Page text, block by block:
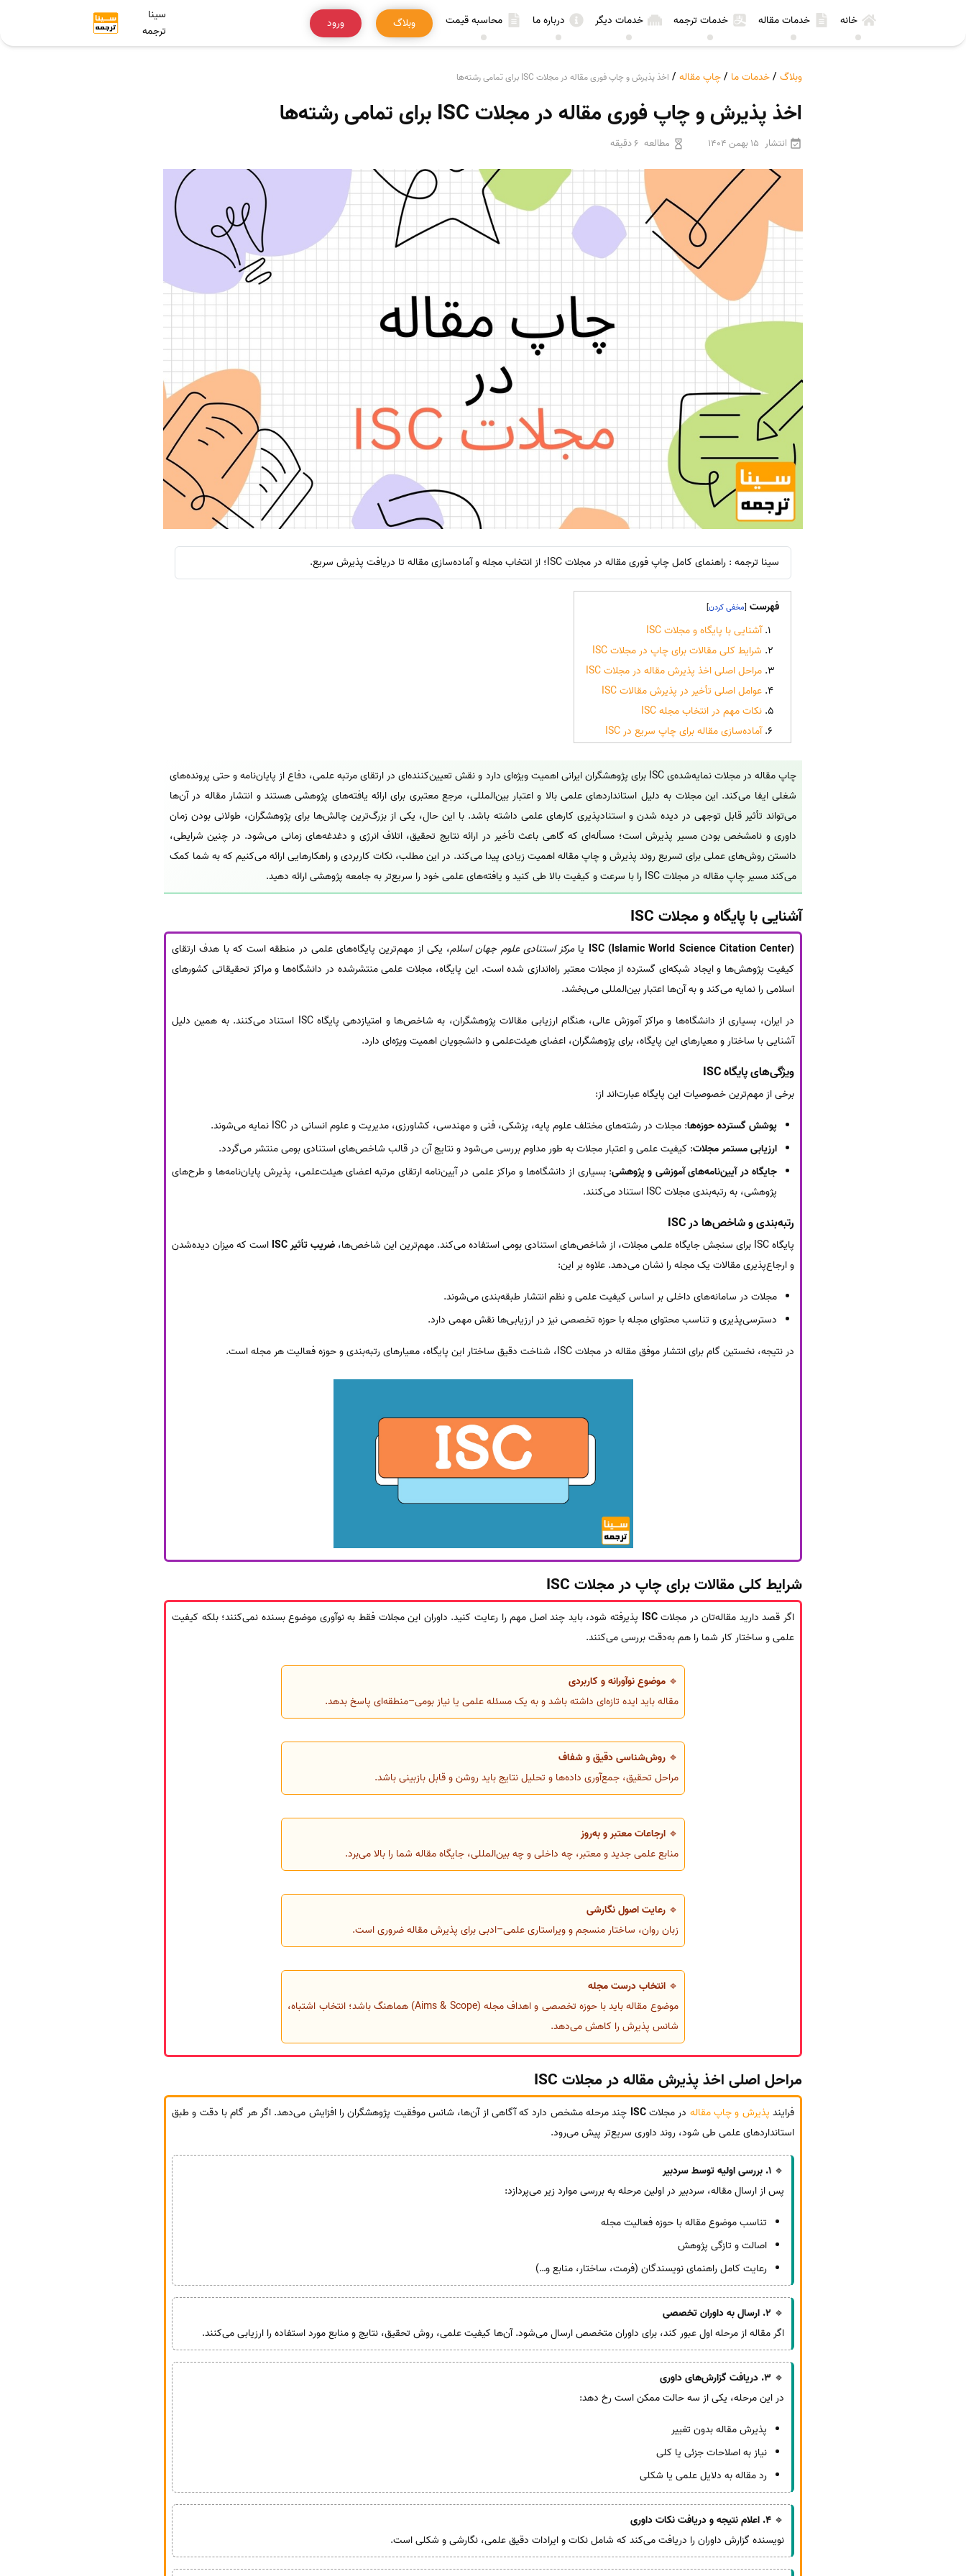
خانه خدمات مقاله خدمات ترجمه خدمات دیگر درباره ما محاسبه قیمت وبلاگ ورود
سینا
ترجمه
وبلاگ /خدمات ما /چاپ مقاله / اخذ پذیرش و چاپ فوری مقاله در مجلات ISC برای تمامی رشته‌ها
اخذ پذیرش و چاپ فوری مقاله در مجلات ISC برای تمامی رشته‌ها
انتشار 15 بهمن 1404 مطالعه 6 دقیقه
سینا ترجمه : راهنمای کامل چاپ فوری مقاله در مجلات ISC؛ از انتخاب مجله و آماده‌سازی مقاله تا دریافت پذیرش سریع.
فهرست [
]
آشنایی با پایگاه و مجلات ISC
شرایط کلی مقالات برای چاپ در مجلات ISC
مراحل اصلی اخذ پذیرش مقاله در مجلات ISC
عوامل اصلی تأخیر در پذیرش مقالات ISC
نکات مهم در انتخاب مجله ISC
آماده‌سازی مقاله برای چاپ سریع در ISC
چاپ مقاله در مجلات نمایه‌شده‌ی ISC برای پژوهشگران ایرانی اهمیت ویژه‌ای دارد و نقش تعیین‌کننده‌ای در ارتقای مرتبه علمی، دفاع از پایان‌نامه و حتی پرونده‌های
شغلی ایفا می‌کند. این مجلات به دلیل استانداردهای علمی بالا و اعتبار بین‌المللی، مرجع معتبری برای ارائه یافته‌های پژوهشی هستند و انتشار مقاله در آن‌ها
می‌تواند تأثیر قابل توجهی در دیده شدن و استنادپذیری کارهای علمی داشته باشد. با این حال، یکی از بزرگ‌ترین چالش‌ها برای پژوهشگران، طولانی بودن زمان
داوری و نامشخص بودن مسیر پذیرش است؛ مسأله‌ای که گاهی باعث تأخیر در ارائه نتایج تحقیق، اتلاف انرژی و دغدغه‌های زمانی می‌شود. در چنین شرایطی،
دانستن روش‌های عملی برای تسریع روند پذیرش و چاپ مقاله اهمیت زیادی پیدا می‌کند. در این مطلب، نکات کاربردی و راهکارهایی ارائه می‌کنیم که به شما کمک
می‌کند مسیر چاپ مقاله در مجلات ISC را با سرعت و کیفیت بالا طی کنید و یافته‌های علمی خود را سریع‌تر به جامعه پژوهشی ارائه دهید.
آشنایی با پایگاه و مجلات ISC
ISC (Islamic World Science Citation Center) یا مرکز استنادی علوم جهان اسلام، یکی از مهم‌ترین پایگاه‌های علمی در منطقه است که با هدف ارتقای
کیفیت پژوهش‌ها و ایجاد شبکه‌ای گسترده از مجلات معتبر راه‌اندازی شده است. این پایگاه، مجلات علمی منتشرشده در دانشگاه‌ها و مراکز تحقیقاتی کشورهای
اسلامی را نمایه می‌کند و به آن‌ها اعتبار بین‌المللی می‌بخشد.
در ایران، بسیاری از دانشگاه‌ها و مراکز آموزش عالی، هنگام ارزیابی مقالات پژوهشگران، به شاخص‌ها و امتیازدهی پایگاه ISC استناد می‌کنند. به همین دلیل
آشنایی با ساختار و معیارهای این پایگاه، برای پژوهشگران، اعضای هیئت‌علمی و دانشجویان اهمیت ویژه‌ای دارد.
ویژگی‌های پایگاه ISC
برخی از مهم‌ترین خصوصیات این پایگاه عبارت‌اند از:
پوشش گسترده حوزه‌ها: مجلات در رشته‌های مختلف علوم پایه، پزشکی، فنی و مهندسی، کشاورزی، مدیریت و علوم انسانی در ISC نمایه می‌شوند.
ارزیابی مستمر مجلات: کیفیت علمی و اعتبار مجلات به طور مداوم بررسی می‌شود و نتایج آن در قالب شاخص‌های استنادی بومی منتشر می‌گردد.
جایگاه در آیین‌نامه‌های آموزشی و پژوهشی: بسیاری از دانشگاه‌ها و مراکز علمی در آیین‌نامه ارتقای مرتبه اعضای هیئت‌علمی، پذیرش پایان‌نامه‌ها و طرح‌های
پژوهشی، به رتبه‌بندی مجلات ISC استناد می‌کنند.
رتبه‌بندی و شاخص‌ها در ISC
پایگاه ISC برای سنجش جایگاه علمی مجلات، از شاخص‌های استنادی بومی استفاده می‌کند. مهم‌ترین این شاخص‌ها، ضریب تأثیر ISC
است که میزان دیده‌شدن
و ارجاع‌پذیری مقالات یک مجله را نشان می‌دهد. علاوه بر این:
مجلات در سامانه‌های داخلی بر اساس کیفیت علمی و نظم انتشار طبقه‌بندی می‌شوند.
دسترسی‌پذیری و تناسب محتوای مجله با حوزه تخصصی نیز در ارزیابی‌ها نقش مهمی دارد.
در نتیجه، نخستین گام برای انتشار موفق مقاله در مجلات ISC، شناخت دقیق ساختار این پایگاه، معیارهای رتبه‌بندی و حوزه فعالیت هر مجله است.
شرایط کلی مقالات برای چاپ در مجلات ISC
اگر قصد دارید مقاله‌تان در مجلاتISC پذیرفته شود، باید چند اصل مهم را رعایت کنید. داوران این مجلات فقط به نوآوری موضوع بسنده نمی‌کنند؛ بلکه کیفیت
علمی و ساختار کار شما را هم به‌دقت بررسی می‌کنند.
🔹موضوع نوآورانه و کاربردی
مقاله باید ایده تازه‌ای داشته باشد و به یک مسئله علمی یا نیاز بومی–منطقه‌ای پاسخ بدهد.
🔹روش‌شناسی دقیق و شفاف
مراحل تحقیق، جمع‌آوری داده‌ها و تحلیل نتایج باید روشن و قابل بازبینی باشد.
🔹ارجاعات معتبر و به‌روز
منابع علمی جدید و معتبر، چه داخلی و چه بین‌المللی، جایگاه مقاله شما را بالا می‌برد.
🔹رعایت اصول نگارشی
زبان روان، ساختار منسجم و ویراستاری علمی–ادبی برای پذیرش مقاله ضروری است.
🔹انتخاب درست مجله
موضوع مقاله باید با حوزه تخصصی و اهداف مجله (Aims & Scope) هماهنگ باشد؛ انتخاب اشتباه،
شانس پذیرش را کاهش می‌دهد.
مراحل اصلی اخذ پذیرش مقاله در مجلات ISC
فرایند پذیرش و چاپ مقاله در مجلاتISC چند مرحله مشخص دارد که آگاهی از آن‌ها، شانس موفقیت پژوهشگران را افزایش می‌دهد. اگر هر گام با دقت و طبق
استانداردهای علمی طی شود، روند داوری سریع‌تر پیش می‌رود.
🔹 1. بررسی اولیه توسط سردبیر
پس از ارسال مقاله، سردبیر در اولین مرحله به بررسی موارد زیر می‌پردازد:
تناسب موضوع مقاله با حوزه فعالیت مجله
اصالت و تازگی پژوهش
رعایت کامل راهنمای نویسندگان (فرمت، ساختار، منابع و…)
🔹 2. ارسال به داوران تخصصی
اگر مقاله از مرحله اول عبور کند، برای داوران متخصص ارسال می‌شود. آن‌ها کیفیت علمی، روش تحقیق، نتایج و منابع مورد استفاده را ارزیابی می‌کنند.
🔹 3. دریافت گزارش‌های داوری
در این مرحله، یکی از سه حالت ممکن است رخ دهد:
پذیرش مقاله بدون تغییر
نیاز به اصلاحات جزئی یا کلی
رد مقاله به دلایل علمی یا شکلی
🔹 4. اعلام نتیجه و دریافت نکات داوری
نویسنده گزارش داوران را دریافت می‌کند که شامل نکات و ایرادات دقیق علمی، نگارشی و شکلی است.